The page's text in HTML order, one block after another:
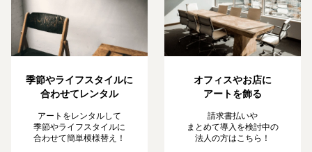
季節やライフスタイルに
合わせてレンタル
アートをレンタルして
季節やライフスタイルに
合わせて簡単模様替え！
オフィスやお店に
アートを飾る
請求書払いや
まとめて導入を検討中の
法人の方はこちら！